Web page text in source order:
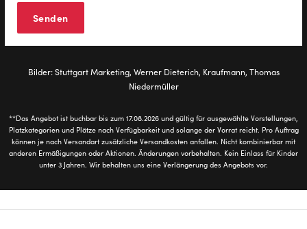
Bilder: Stuttgart Marketing, Werner Dieterich, Kraufmann, Thomas
Niedermüller
**Das Angebot ist buchbar bis zum 17.08.2026 und gültig für ausgewählte Vorstellungen,
Platzkategorien und Plätze nach Verfügbarkeit und solange der Vorrat reicht. Pro Auftrag
können je nach Versandart zusätzliche Versandkosten anfallen. Nicht kombinierbar mit
anderen Ermäßigungen oder Aktionen. Änderungen vorbehalten. Kein Einlass für Kinder
unter 3 Jahren. Wir behalten uns eine Verlängerung des Angebots vor.